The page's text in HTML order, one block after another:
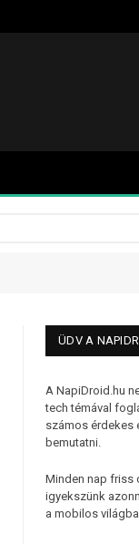
ÜDV A
A NapiDroid.hu
tech témával
számos érdekes
bemutatni.
Minden nap friss
igyekszünk
a mobilos